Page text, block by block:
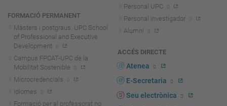
FORMACIÓ PERMANENT
Màsters i postgraus. UPC School
of Professional and Executive
Development
Campus FPCAT-UPC de la
Mobilitat Sostenible
Microcredencials
Idiomes
Formació per al professorat no
Personal UPC
Personal investigador
Alumni
ACCÉS DIRECTE
Atenea
E-Secretaria
Seu electrònica